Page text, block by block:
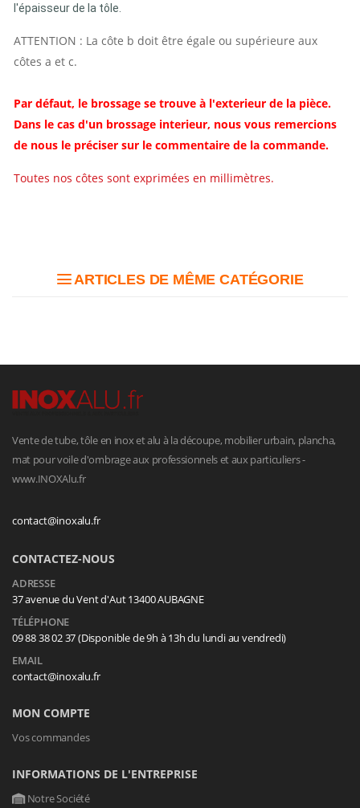
l'épaisseur de la tôle.
ATTENTION : La côte b doit être égale ou supérieure aux
côtes a et c.
Par défaut, le brossage se trouve à l'exterieur de la pièce.
Dans le cas d'un brossage interieur, nous vous remercions
de nous le préciser sur le commentaire de la commande.
Toutes nos côtes sont exprimées en millimètres.
ARTICLES DE MÊME CATÉGORIE
Vente de tube, tôle en inox et alu à la découpe, mobilier urbain, plancha,
mat pour voile d'ombrage aux professionnels et aux particuliers -
www.INOXAlu.fr
contact@inoxalu.fr
CONTACTEZ-NOUS
ADRESSE
37 avenue du Vent d'Aut 13400 AUBAGNE
TÉLÉPHONE
09 88 38 02 37 (Disponible de 9h à 13h du lundi au vendredi)
EMAIL
contact@inoxalu.fr
MON COMPTE
Vos commandes
INFORMATIONS DE L'ENTREPRISE
Notre Société